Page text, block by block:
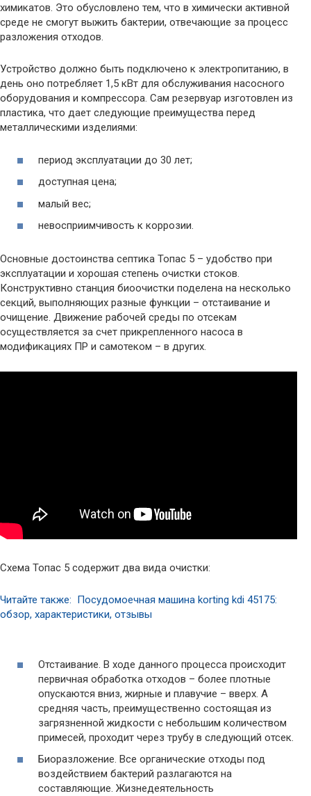
химикатов. Это обусловлено тем, что в химически активной
среде не смогут выжить бактерии, отвечающие за процесс
разложения отходов.
Устройство должно быть подключено к электропитанию, в
день оно потребляет 1,5 кВт для обслуживания насосного
оборудования и компрессора. Сам резервуар изготовлен из
пластика, что дает следующие преимущества перед
металлическими изделиями:
период эксплуатации до 30 лет;
доступная цена;
малый вес;
невосприимчивость к коррозии.
Основные достоинства септика Топас 5 – удобство при
эксплуатации и хорошая степень очистки стоков.
Конструктивно станция биоочистки поделена на несколько
секций, выполняющих разные функции – отстаивание и
очищение. Движение рабочей среды по отсекам
осуществляется за счет прикрепленного насоса в
модификациях ПР и самотеком – в других.
Схема Топас 5 содержит два вида очистки:
Читайте также: Посудомоечная машина korting kdi 45175:
обзор, характеристики, отзывы
Отстаивание. В ходе данного процесса происходит
первичная обработка отходов – более плотные
опускаются вниз, жирные и плавучие – вверх. А
средняя часть, преимущественно состоящая из
загрязненной жидкости с небольшим количеством
примесей, проходит через трубу в следующий отсек.
Биоразложение. Все органические отходы под
воздействием бактерий разлагаются на
составляющие. Жизнедеятельность